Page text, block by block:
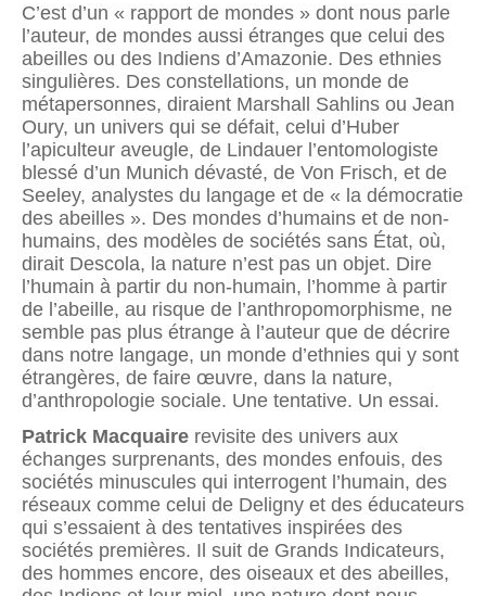
C’est d’un « rapport de mondes » dont nous parle
l’auteur, de mondes aussi étranges que celui des
abeilles ou des Indiens d’Amazonie. Des ethnies
singulières. Des constellations, un monde de
métapersonnes, diraient Marshall Sahlins ou Jean
Oury, un univers qui se défait, celui d’Huber
l’apiculteur aveugle, de Lindauer l’entomologiste
blessé d’un Munich dévasté, de Von Frisch, et de
Seeley, analystes du langage et de « la démocratie
des abeilles ». Des mondes d’humains et de non-
humains, des modèles de sociétés sans État, où,
dirait Descola, la nature n’est pas un objet. Dire
l’humain à partir du non-humain, l’homme à partir
de l’abeille, au risque de l’anthropomorphisme, ne
semble pas plus étrange à l’auteur que de décrire
dans notre langage, un monde d’ethnies qui y sont
étrangères, de faire œuvre, dans la nature,
d’anthropologie sociale. Une tentative. Un essai.
Patrick Macquaire revisite des univers aux
échanges surprenants, des mondes enfouis, des
sociétés minuscules qui interrogent l’humain, des
réseaux comme celui de Deligny et des éducateurs
qui s’essaient à des tentatives inspirées des
sociétés premières. Il suit de Grands Indicateurs,
des hommes encore, des oiseaux et des abeilles,